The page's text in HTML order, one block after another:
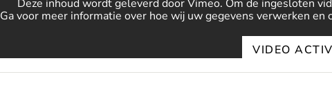
Deze inhoud wordt geleverd door Vimeo. Om de ingesloten
Ga voor meer informatie over hoe wij uw gegevens verwerken en
VIDEO
Altijd video's